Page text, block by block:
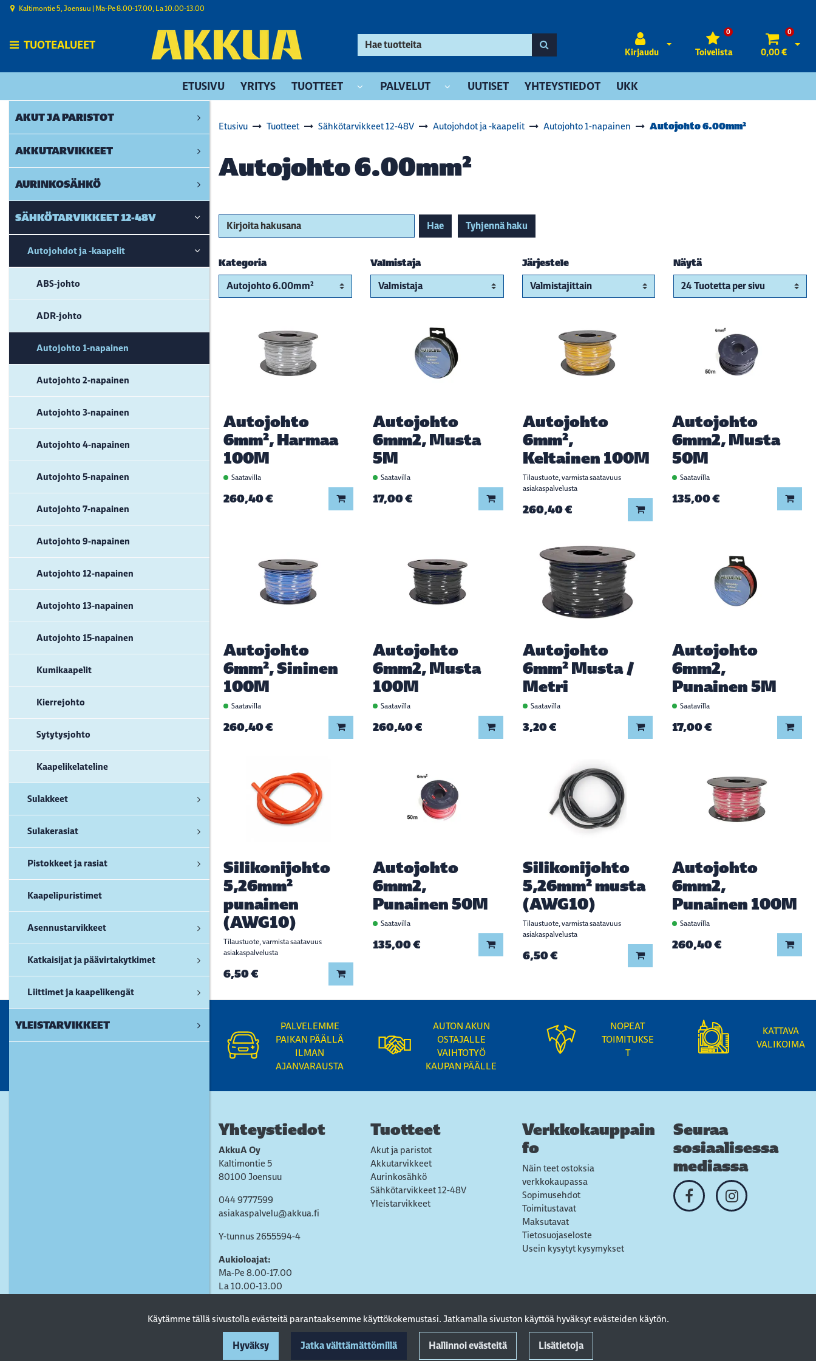
Käytämme tällä sivustolla evästeitä parantaaksemme käyttökokemustasi. Jatkamalla sivuston käyttöä hyväksyt evästeiden käytön.
Hyväksy Jatka välttämättömillä Hallinnoi evästeitä Lisätietoja
Siirry pääsisältöön
Kaltimontie 5, Joensuu | ​Ma-Pe 8.00-17.00, La 10.00-13.00
TUOTEALUEET
Kirjaudu
Avaa kirjautuminen
Toivelista
0 0
0,00 €
ETUSIVU YRITYS TUOTTEET PALVELUT UUTISET YHTEYSTIEDOT UKK
AKUT JA PARISTOT
AKKUTARVIKKEET
AURINKOSÄHKÖ
SÄHKÖTARVIKKEET 12-48V
Autojohdot ja -kaapelit
ABS-johto
ADR-johto
Autojohto 1-napainen
Autojohto 2-napainen
Autojohto 3-napainen
Autojohto 4-napainen
Autojohto 5-napainen
Autojohto 7-napainen
Autojohto 9-napainen
Autojohto 12-napainen
Autojohto 13-napainen
Autojohto 15-napainen
Kumikaapelit
Kierrejohto
Sytytysjohto
Kaapelikelateline
Sulakkeet
Sulakerasiat
Pistokkeet ja rasiat
Kaapelipuristimet
Asennustarvikkeet
Katkaisijat ja päävirtakytkimet
Liittimet ja kaapelikengät
YLEISTARVIKKEET
Etusivu Tuotteet Sähkötarvikkeet 12-48V Autojohdot ja -kaapelit Autojohto 1-napainen Autojohto 6.00mm²
Autojohto 6.00mm²
Kirjoita hakusana Hae Tyhjennä haku
Kategoria Valmistaja Järjestele Näytä
Autojohto
6mm², Harmaa
100M
Saatavilla
260,40 € Lisää koriin
Autojohto
6mm2, Musta
5M
Saatavilla
17,00 € Lisää koriin
Autojohto
6mm²,
Keltainen 100M
Tilaustuote, varmista saatavuus
asiakaspalvelusta
260,40 € Lisää koriin
Autojohto
6mm2, Musta
50M
Saatavilla
135,00 €
Autojohto
6mm², Sininen
100M
Saatavilla
260,40 € Lisää koriin
Autojohto
6mm2, Musta
100M
Saatavilla
260,40 € Lisää koriin
Autojohto
6mm² Musta /
Metri
Saatavilla
3,20 € Lisää koriin
Autojohto
6mm2,
Punainen 5M
Saatavilla
17,00 €
Silikonijohto
5,26mm²
punainen
(AWG10)
Tilaustuote, varmista saatavuus
asiakaspalvelusta
6,50 € Lisää koriin
Autojohto
6mm2,
Punainen 50M
Saatavilla
135,00 € Lisää koriin
Silikonijohto
5,26mm² musta
(AWG10)
Tilaustuote, varmista saatavuus
asiakaspalvelusta
6,50 € Lisää koriin
Autojohto
6mm2,
Punainen 100M
Saatavilla
260,40 €
PALVELEMME
PAIKAN PÄÄLLÄ
ILMAN
AJANVARAUSTA
AUTON AKUN
OSTAJALLE
VAIHTOTYÖ
KAUPAN PÄÄLLE
NOPEAT
TOIMITUKSE
T
KATTAVA
VALIKOIMA
Yhteystiedot
AkkuA Oy
Kaltimontie 5
80100 Joensuu
044 9777599
asiakaspalvelu@akkua.fi
Y-tunnus 2655594-4
Aukioloajat:
Ma-Pe 8.00-17.00
La 10.00-13.00
Tuotteet
Akut ja paristot
Akkutarvikkeet
Aurinkosähkö
Sähkötarvikkeet 12-48V
Yleistarvikkeet
Verkkokauppain
fo
Näin teet ostoksia
verkkokaupassa
Sopimusehdot
Toimitustavat
Maksutavat
Tietosuojaseloste
Usein kysytyt kysymykset
Seuraa
sosiaalisessa
mediassa